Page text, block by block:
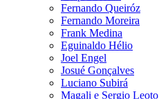
Fernando Queiróz
Fernando Moreira
Frank Medina
Eguinaldo Hélio
Joel Engel
Josué Gonçalves
Luciano Subirá
Magali e Sergio Leoto